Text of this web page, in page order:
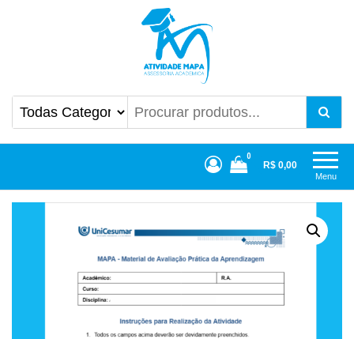
Atividade Mapa Mapa UniCesumar
Menu
0
R$ 0,00